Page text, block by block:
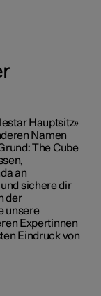
Hauptsitz»
Namen
The Cube
an
sichere dir
der
unsere
Expertinnen
Eindruck von